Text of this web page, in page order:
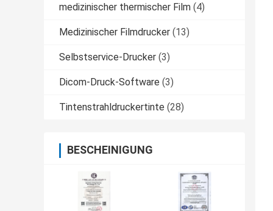
medizinischer thermischer Film (4)
Medizinischer Filmdrucker (13)
Selbstservice-Drucker (3)
Dicom-Druck-Software (3)
Tintenstrahldruckertinte (28)
BESCHEINIGUNG